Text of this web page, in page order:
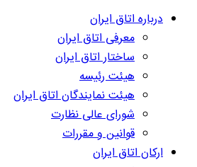
درباره اتاق ایران
معرفی اتاق ایران
ساختار اتاق ایران
هیئت رئیسه
هیئت نمایندگان اتاق ایران
شورای عالی نظارت
قوانین و مقررات
ارکان اتاق ایران